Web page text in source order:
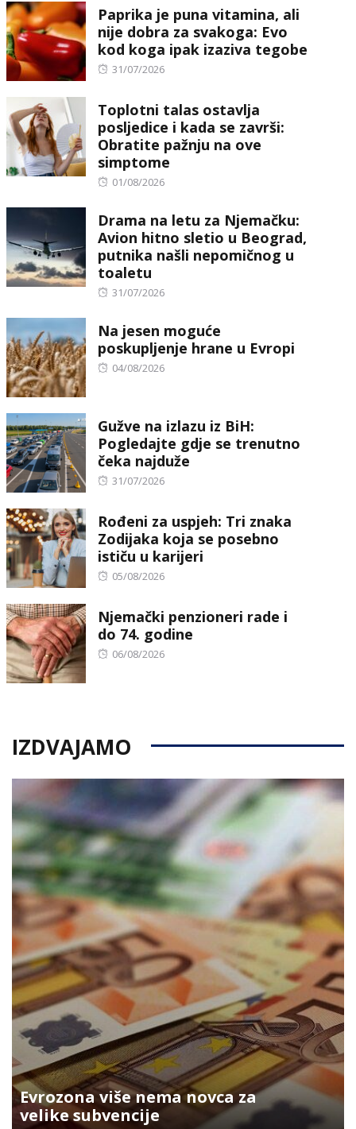
Paprika je puna vitamina, ali
nije dobra za svakoga: Evo
kod koga ipak izaziva tegobe
Posted
31/07/2026
Toplotni talas ostavlja
posljedice i kada se završi:
Obratite pažnju na ove
simptome
Posted
01/08/2026
Drama na letu za Njemačku:
Avion hitno sletio u Beograd,
putnika našli nepomičnog u
toaletu
Posted
31/07/2026
Na jesen moguće
poskupljenje hrane u Evropi
Posted
04/08/2026
Gužve na izlazu iz BiH:
Pogledajte gdje se trenutno
čeka najduže
Posted
31/07/2026
Rođeni za uspjeh: Tri znaka
Zodijaka koja se posebno
ističu u karijeri
Posted
05/08/2026
Njemački penzioneri rade i
do 74. godine
Posted
06/08/2026
IZDVAJAMO
Evrozona više nema novca za
velike subvencije